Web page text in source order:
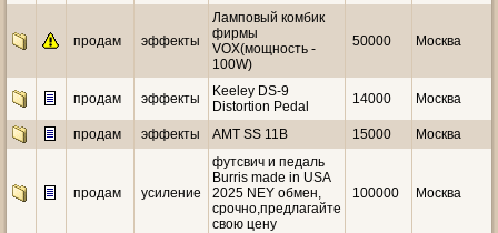
продам эффекты
Ламповый комбик
фирмы
VOX(мощность -
100W)
50000 Москва
продам эффекты
Keeley DS-9
Distortion Pedal
14000 Москва
продам эффекты AMT SS 11B 15000 Москва
продам усиление
футсвич и педаль
Burris made in USA
2025 NEY обмен,
срочно,предлагайте
свою цену
100000 Москва